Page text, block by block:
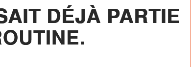
DÉJÀ PARTIE